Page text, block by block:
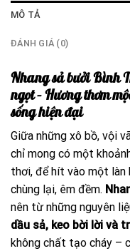
MÔ TẢ
ĐÁNH GIÁ (0)
Nhang sả bưởi Bình
ngọt – Hương thơm
sống hiện đại
Giữa những xô bồ, vội
chỉ mong có một
thơi, để hít vào một làn
chùng lại, êm đềm.
nên từ những nguyên
dầu sả, keo bời lời và
không chất tạo cháy –